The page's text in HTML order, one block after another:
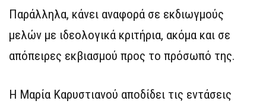
Παράλληλα, κάνει αναφορά σε εκδιωγμούς
μελών με ιδεολογικά κριτήρια, ακόμα και σε
απόπειρες εκβιασμού προς το πρόσωπό της.
Η Μαρία Καρυστιανού αποδίδει τις εντάσεις